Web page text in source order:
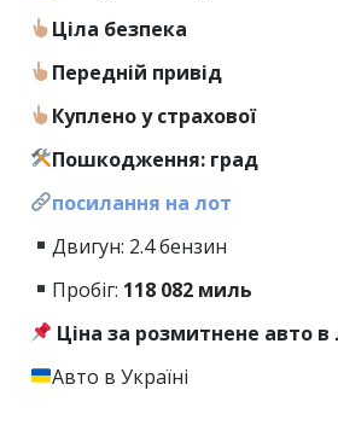
Ціла безпека
Передній привід
Куплено у страхової
Пошкодження: град
посилання на лот
Двигун: 2.4 бензин
Пробіг: 118 082 миль
Ціна за розмитнене авто в
Авто в Україні